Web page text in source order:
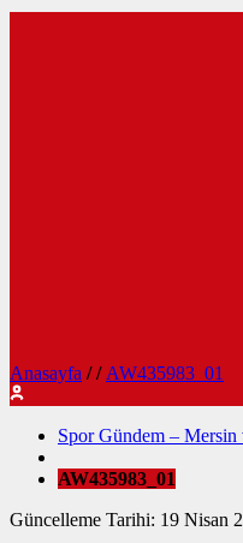
Anasayfa / / AW435983_01
Spor Gündem –
AW435983_01
Güncelleme Tarihi: 19 Nisan